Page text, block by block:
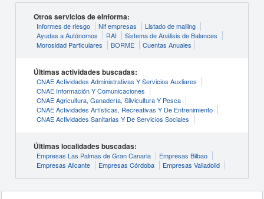
Otros servicios de eInforma:
Informes de riesgo Nif empresas
Listado de mailing
Ayudas a Autónomos
RAI
Sistema de Análisis de Balances
Morosidad Particulares
BORME Cuentas Anuales
Últimas actividades buscadas:
CNAE Actividades Administrativas Y Servicios Auxliares
CNAE Información Y Comunicaciones
CNAE Agricultura, Ganadería, Silvicultura Y Pesca
CNAE Actividades Artísticas, Recreativas Y De Entrenimiento
CNAE Actividades Sanitarias Y De Servicios Sociales
Últimas localidades buscadas:
Empresas Las Palmas de Gran Canaria
Empresas Bilbao
Empresas Alicante
Empresas Córdoba Empresas Valladolid